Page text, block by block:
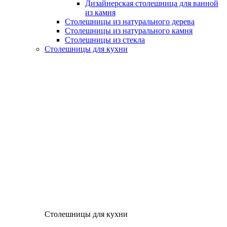
Дизайнерская столешница для ванной
из камня
Столешницы из натурального дерева
Столешницы из натурального камня
Столешницы из стекла
Столешницы для кухни
Столешницы для кухни